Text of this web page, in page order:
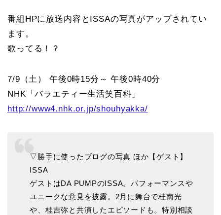
番組HPに放送内容とISSAの写真がアップされてい
ます。
歌ってる！？
7/9（土） 午後0時15分～ 午後0時40分
NHK「バラエティー生活笑百科」
http://www4.nhk.or.jp/shouhyakka/
▽勝手に使ったブログの写真 ほか【ゲスト】
ISSA
ゲストはDA PUMPのISSA。パフォーマンスや
ユニークな意見を披露。2月に舞台で桂南光
や、桂吉弥と共演したエピソードも。特別相談